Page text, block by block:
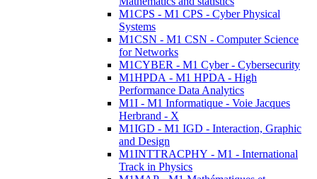
M1CPS - M1 CPS - Cyber Physical
Systems
M1CSN - M1 CSN - Computer Science
for Networks
M1CYBER - M1 Cyber - Cybersecurity
M1HPDA - M1 HPDA - High
Performance Data Analytics
M1I - M1 Informatique - Voie Jacques
Herbrand - X
M1IGD - M1 IGD - Interaction, Graphic
and Design
M1INTTRACPHY - M1 - International
Track in Physics